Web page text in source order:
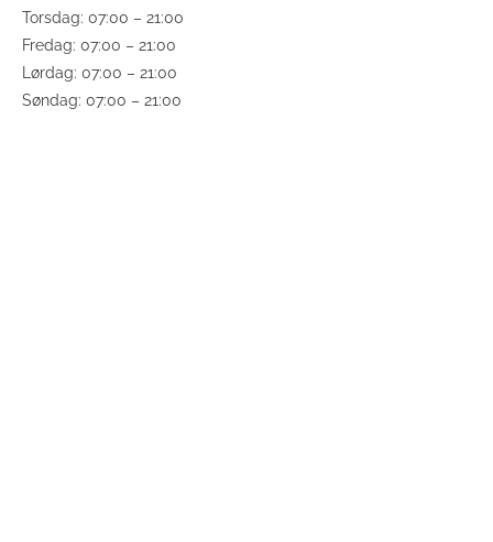
Torsdag: 07:00 – 21:00
Fredag: 07:00 – 21:00
Lørdag: 07:00 – 21:00
Søndag: 07:00 – 21:00